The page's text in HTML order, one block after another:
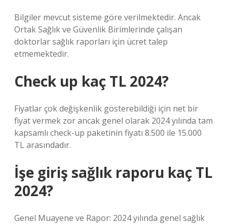
Bilgiler mevcut sisteme göre verilmektedir. Ancak
Ortak Sağlık ve Güvenlik Birimlerinde çalışan
doktorlar sağlık raporları için ücret talep
etmemektedir.
Check up kaç TL 2024?
Fiyatlar çok değişkenlik gösterebildiği için net bir
fiyat vermek zor ancak genel olarak 2024 yılında tam
kapsamlı check-up paketinin fiyatı 8.500 ile 15.000
TL arasındadır.
İşe giriş sağlık raporu kaç TL
2024?
Genel Muayene ve Rapor: 2024 yılında genel sağlık